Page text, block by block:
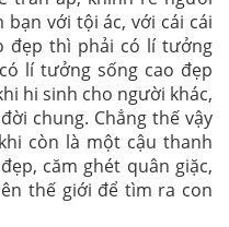
bạn với tội ác, với cái cái
đẹp thì phải có lí tưởng
lí tưởng sống cao đẹp
hi sinh cho người khác,
chung. Chẳng thế vậy
còn là một cậu thanh
căm ghét quân giặc,
thế giới để tìm ra con